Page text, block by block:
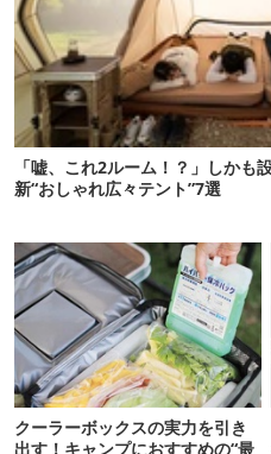
「嘘、これ2ルーム！？」しかも
新“おしゃれ広々テント”7選
クーラーボックスの実力を引き
出す！キャンプにおすすめの“最